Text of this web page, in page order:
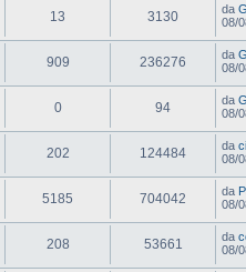
13 3130 da
08/
909 236276 da
08/
0 94 da
08/
202 124484 da
08/
5185 704042 da
08/
208 53661 da
08/